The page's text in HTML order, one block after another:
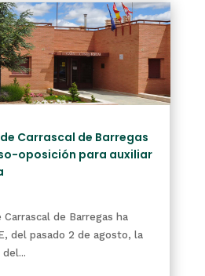
Carrascal de Barregas
oposición para auxiliar
de Barregas ha
del pasado 2 de agosto, la